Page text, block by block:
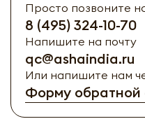
Просто позвоните
8 (495) 324-10-70
Напишите на почту
qc@ashaindia.ru
Или напишите нам
Форму обратной